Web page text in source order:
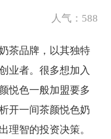
人气：588
品牌，以其独特
业者。很多想加入
悦色一般加盟要多
开一间茶颜悦色奶
理智的投资决策。